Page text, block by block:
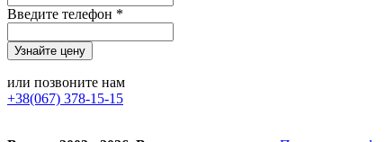
Введите телефон *
или позвоните нам
+38(067) 378-15-15